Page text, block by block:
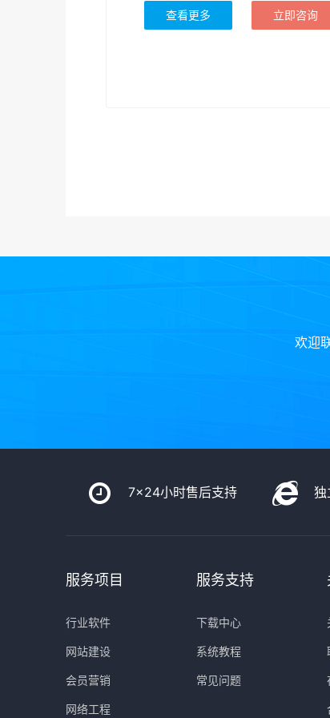
查看更多 立即咨询
欢迎
7x24小时售后支持 独
服务项目
行业软件
网站建设
会员营销
网络工程
服务支持
下载中心
系统教程
常见问题